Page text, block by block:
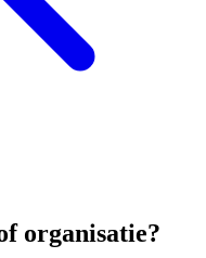
organisatie?